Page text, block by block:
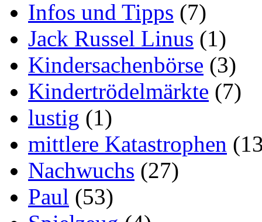
Infos und Tipps (7)
Jack Russel Linus (1)
Kindersachenbörse (3)
Kindertrödelmärkte (7)
lustig (1)
mittlere Katastrophen
Nachwuchs (27)
Paul (53)